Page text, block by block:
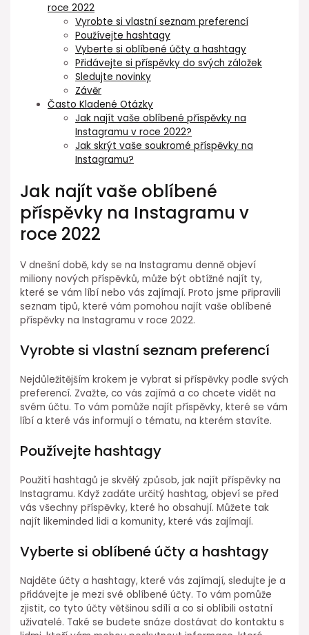
roce 2022
Vyrobte si vlastní seznam preferencí
Používejte hashtagy
Vyberte si oblíbené účty a hashtagy
Přidávejte si příspěvky do svých záložek
Sledujte novinky
Závěr
Často Kladené Otázky
Jak najít vaše oblíbené příspěvky na
Instagramu v roce 2022?
Jak skrýt vaše soukromé příspěvky na
Instagramu?
Jak najít vaše oblíbené
příspěvky na Instagramu v
roce 2022
V dnešní době, kdy se na Instagramu denně objeví
miliony nových příspěvků, může být obtížné najít ty,
které se vám líbí nebo vás zajímají. Proto jsme připravili
seznam tipů, které vám pomohou najít vaše oblíbené
příspěvky na Instagramu v roce 2022.
Vyrobte si vlastní seznam preferencí
Nejdůležitějším krokem je vybrat si příspěvky podle svých
preferencí. Zvažte, co vás zajímá a co chcete vidět na
svém účtu. To vám pomůže najít příspěvky, které se vám
líbí a které vás informují o tématu, na kterém stavíte.
Používejte hashtagy
Použití hashtagů je skvělý způsob, jak najít příspěvky na
Instagramu. Když zadáte určitý hashtag, objeví se před
vás všechny příspěvky, které ho obsahují. Můžete tak
najít likeminded lidi a komunity, které vás zajímají.
Vyberte si oblíbené účty a hashtagy
Najděte účty a hashtagy, které vás zajímají, sledujte je a
přidávejte je mezi své oblíbené účty. To vám pomůže
zjistit, co tyto účty většinou sdílí a co si oblíbili ostatní
uživatelé. Také se budete snáze dostávat do kontaktu s